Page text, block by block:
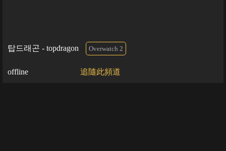
탑드래곤 - topdragon Overwatch 2
offline 追隨此頻道